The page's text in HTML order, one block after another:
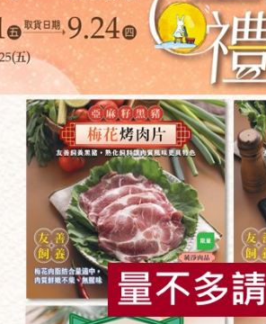
，名豐持續提昇品質，朝原料黃豆契
、當天在地供應
「地豆腐」精神，即當天生產、當天
地豆腐」。
的和尚用自己種的豆子、天然純淨的
像是「京豆腐」、「九州豆腐」都頗具
惜食 RPET 食譜 減硝酸鹽